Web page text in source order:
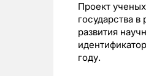
Проект
государства
развития
году.